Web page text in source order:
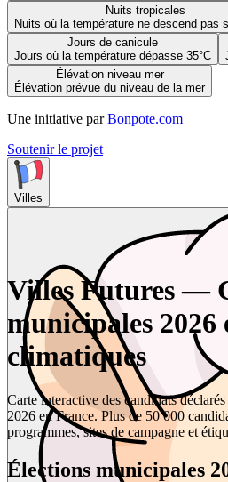
Nuits tropicales
Nuits où la température ne descend pas
Jours de canicule
Jours où la température dépasse 35°C
Élévation niveau mer
Élévation prévue du niveau de la mer
Une initiative par Bonpote.com
Soutenir le projet
Villes
Villes Futures —
municipales
climatiques
Carte interactive des candidats
2026 en France. Plus de 50 000
programmes, sites de campagne et
Élections municipales